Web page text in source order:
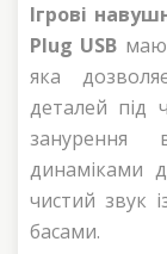
Ігрові
Plug USB
яка
деталей під
занурення
динаміками
чистий звук
басами.